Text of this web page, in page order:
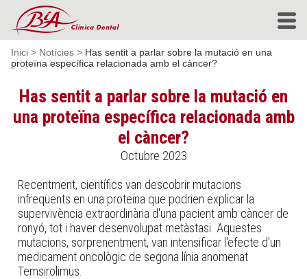
Inici > Notícies >Has sentit a parlar sobre la mutació en una
proteïna específica relacionada amb el càncer?
Has sentit a parlar sobre la mutació en
una proteïna específica relacionada amb
el càncer?
Octubre 2023
Recentment, científics van descobrir mutacions
infreqüents en una proteïna que podrien explicar la
supervivència extraordinària d'una pacient amb càncer de
ronyó, tot i haver desenvolupat metàstasi. Aquestes
mutacions, sorprenentment, van intensificar l'efecte d'un
medicament oncològic de segona línia anomenat
Temsirolimus.